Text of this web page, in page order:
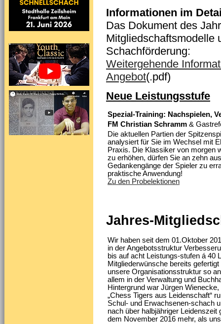
Informationen im
Das Dokument des
Mitgliedschaftsmodelle
Schachförderung:
Weitergehende
Angebot(.pdf)
Neue Leistungsstufe
Spezial-Training: Nachspielen,
FM Christian Schramm &
Die aktuellen Partien der
analysiert für Sie im Wechsel mit
Praxis. Die Klassiker von morgen
zu erhöhen, dürfen Sie an zehn
Gedankengänge der Spieler zu
praktische Anwendung!
Zu den Probelektionen
Jahres-
Wir haben seit dem 01.Oktober
in der Angebotsstruktur
bis auf acht Leistungs-stufen á 40
Mitgliederwünsche bereits
unsere Organisationsstruktur so
allem in der Verwaltung und
Hintergrund war Jürgen
„Chess Tigers aus Leidenschaft“
Schul- und Erwachsenen-schach
nach über halbjähriger
dem November 2016 mehr, als